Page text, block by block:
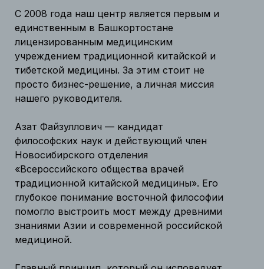
С 2008 года наш центр является первым и
единственным в Башкортостане
лицензированным медицинским
учреждением традиционной китайской и
тибетской медицины. За этим стоит не
просто бизнес-решение, а личная миссия
нашего руководителя.
Азат Файзуллович — кандидат
философских наук и действующий член
Новосибирского отделения
«Всероссийского общества врачей
традиционной китайской медицины». Его
глубокое понимание восточной философии
помогло выстроить мост между древними
знаниями Азии и современной российской
медициной.